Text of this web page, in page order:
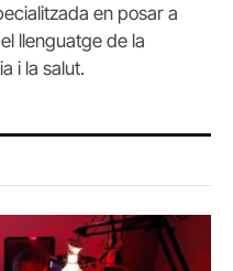
en posar a
llenguatge de la
i la salut.